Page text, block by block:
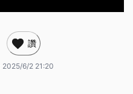
讚
2025/6/2 21:20